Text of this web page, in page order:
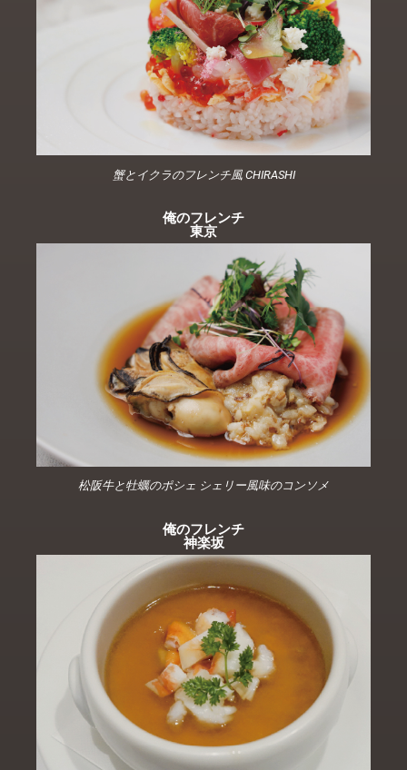
蟹とイクラのフレンチ風 CHIRASHI
俺のフレンチ
東京
松阪牛と牡蠣のポシェ シェリー風味のコンソメ
俺のフレンチ
神楽坂